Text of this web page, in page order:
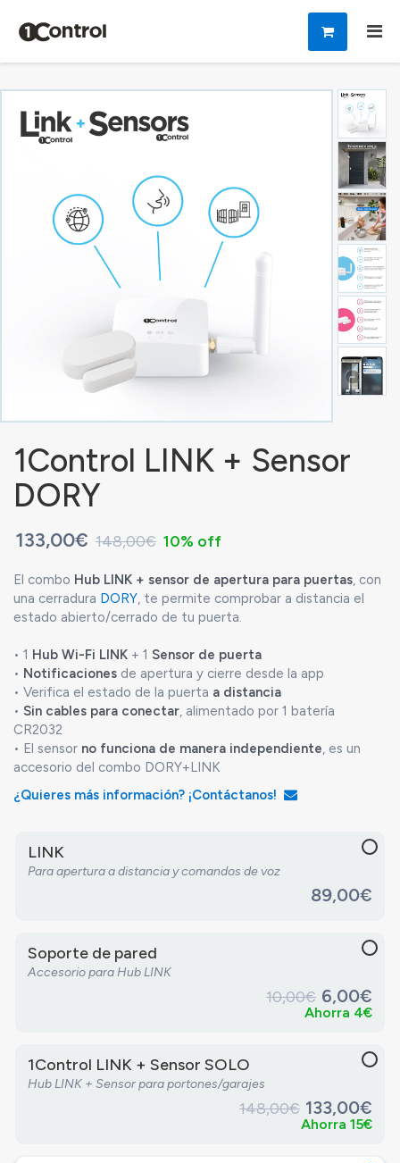
1Control LINK + Sensor
DORY
133,00€ 148,00€ 10% off
El combo Hub LINK + sensor de apertura para puertas, con
una cerradura DORY, te permite comprobar a distancia el
estado abierto/cerrado de tu puerta.
• 1 Hub Wi-Fi LINK + 1 Sensor de puerta
• Notificaciones de apertura y cierre desde la app
• Verifica el estado de la puerta a distancia
• Sin cables para conectar, alimentado por 1 batería
CR2032
• El sensor no funciona de manera independiente, es un
accesorio del combo DORY+LINK
¿Quieres más información? ¡Contáctanos!
LINK
Para apertura a distancia y comandos de voz
89,00€
Soporte de pared
Accesorio para Hub LINK
10,00€ 6,00€
Ahorra 4€
1Control LINK + Sensor SOLO
Hub LINK + Sensor para portones/garajes
148,00€ 133,00€
Ahorra 15€